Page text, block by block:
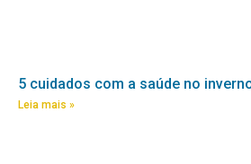
5 cuidados com a saúde no
Leia mais »